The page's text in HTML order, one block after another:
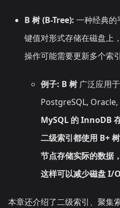
B 树 (B-Tree): 一种经典的
键值对形式存储在磁盘上
操作可能需要更新多个索引
例子: B 树 广泛应用
PostgreSQL, Oracle,
MySQL 的 InnoDB
二级索引都使用 B+
节点存储实际的数据
这样可以减少磁盘 I/
本章还介绍了二级索引、聚集